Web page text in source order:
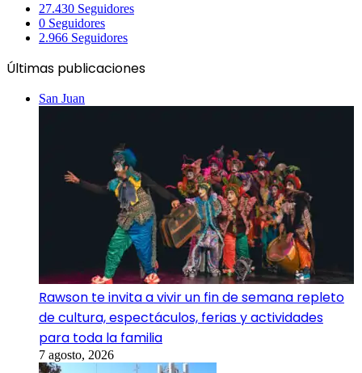
27.430 Seguidores
0 Seguidores
2.966 Seguidores
Últimas publicaciones
San Juan
Rawson te invita a vivir un fin de semana repleto
de cultura, espectáculos, ferias y actividades
para toda la familia
7 agosto, 2026